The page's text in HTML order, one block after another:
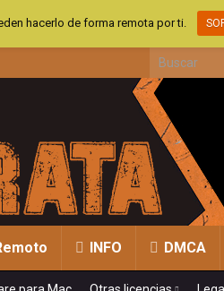
Search for:
INFO DMCA
hacerlo de forma remota por ti.